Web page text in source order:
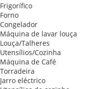
Frigorífico
Forno
Congelador
Máquina de lavar louça
Louça/Talheres
Utensílios/Cozinha
Máquina de Café
Torradeira
Jarro eléctrico